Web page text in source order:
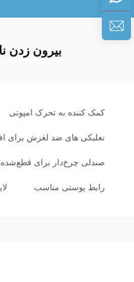
بیرون زدن
کمک کننده به تحرک امپوتی
نعلبکی های ضد لغزش برای
صندلی چرخ‌دار برای
رابط پوستی مناسب